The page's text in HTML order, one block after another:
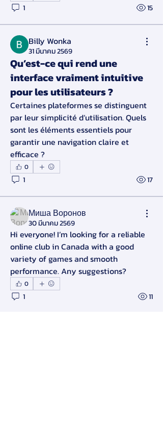
1 15
Billy Wonka
31 มีนาคม 2569
Qu’est-ce qui rend une
interface vraiment intuitive
pour les utilisateurs ?
Certaines plateformes se distinguent
par leur simplicité d’utilisation. Quels
sont les éléments essentiels pour
garantir une navigation claire et
efficace ?
0
1 17
Миша Воронов
30 มีนาคม 2569
Hi everyone! I’m looking for a reliable
online club in Canada with a good
variety of games and smooth
performance. Any suggestions?
0
1 11
เกี่ยวกับ
Welcome to the group! You can
connect with other members, ge
อ่านเพิ่มเติม